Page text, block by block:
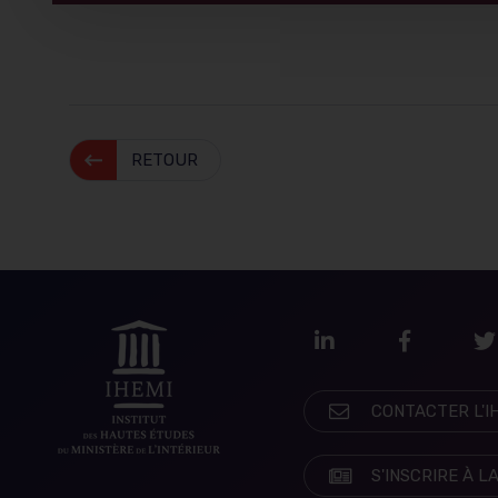
RETOUR
LinkedInFacebook
CONTACTER
S'INSCRIRE À